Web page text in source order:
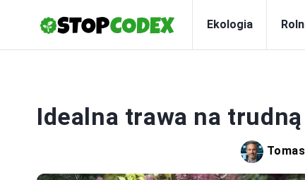
Ekologia
Idealna trawa na